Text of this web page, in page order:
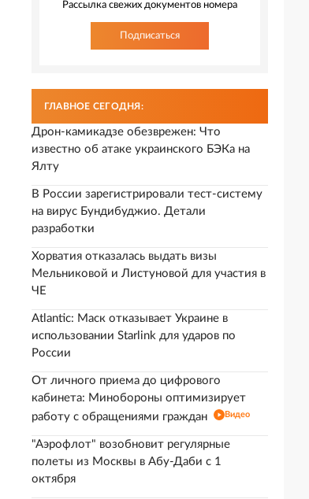
Рассылка свежих документов номера
Подписаться
ГЛАВНОЕ СЕГОДНЯ:
Дрон-камикадзе обезврежен: Что
известно об атаке украинского БЭКа на
Ялту
В России зарегистрировали тест-систему
на вирус Бундибуджио. Детали
разработки
Хорватия отказалась выдать визы
Мельниковой и Листуновой для участия в
ЧЕ
Atlantic: Маск отказывает Украине в
использовании Starlink для ударов по
России
От личного приема до цифрового
кабинета: Минобороны оптимизирует
работу с обращениями граждан
Видео
"Аэрофлот" возобновит регулярные
полеты из Москвы в Абу-Даби с 1
октября